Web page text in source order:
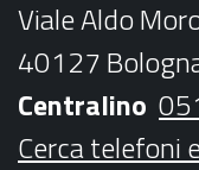
o
k
r
r
a
m
Viale Aldo
40127
Centralino
Cerca telefoni